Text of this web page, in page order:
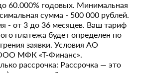
60.000% годовых. Минимальная
сумма - 500 000 рублей.
- от 3 до 36 месяцев. Ваш тариф
платежа будет определен по
заявки. Условия АО
МФК «Т-Финанс».
рассрочка: Рассрочка — это